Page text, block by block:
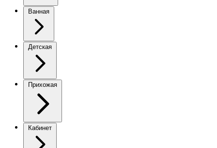
Ванная
Детская
Прихожая
Кабинет